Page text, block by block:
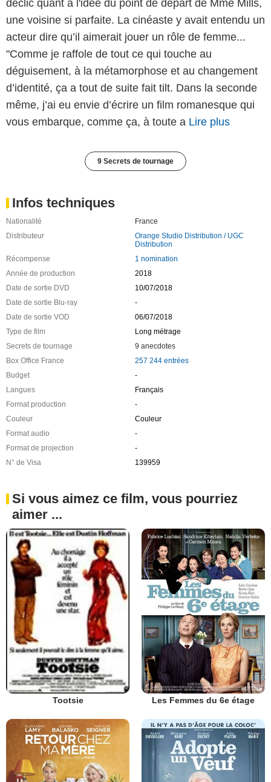
déclic quant à l'idée du point de départ de Mme Mills,
une voisine si parfaite. La cinéaste y avait entendu un
acteur dire qu’il aimerait jouer un rôle de femme...
"Comme je raffole de tout ce qui touche au
déguisement, à la métamorphose et au changement
d’identité, ça a tout de suite fait tilt. Dans la seconde
même, j’ai eu envie d’écrire un film romanesque qui
vous embarque, comme ça, à toute a Lire plus
9 Secrets de tournage
Infos techniques
Nationalité
France
Distributeur
Orange Studio Distribution / UGC
Distribution
Récompense
1 nomination
Année de production
2018
Date de sortie DVD
10/07/2018
Date de sortie Blu-ray
-
Date de sortie VOD
06/07/2018
Type de film
Long métrage
Secrets de tournage
9 anecdotes
Box Office France
257 244 entrées
Budget
-
Langues
Français
Format production
-
Couleur
Couleur
Format audio
-
Format de projection
-
N° de Visa
139959
Si vous aimez ce film, vous pourriez
aimer ...
Tootsie Les Femmes du 6e étage